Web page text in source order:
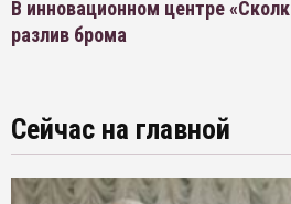
В инновационном центре
разлив брома
Сейчас на главной